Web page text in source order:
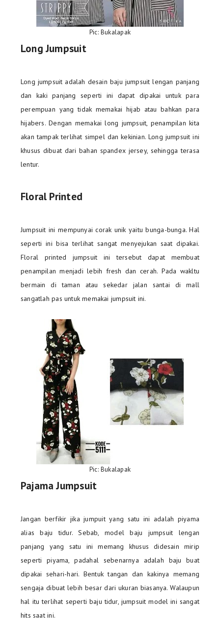
Pic: Bukalapak
Long Jumpsuit
Long jumpsuit adalah desain baju jumpsuit lengan panjang
dan kaki panjang seperti ini dapat dipakai untuk para
perempuan yang tidak memakai hijab atau bahkan para
hijabers. Dengan memakai long jumpsuit, penampilan kita
akan tampak terlihat simpel dan kekinian. Long jumpsuit ini
khusus dibuat dari bahan spandex jersey, sehingga terasa
lentur.
Floral Printed
Jumpsuit ini mempunyai corak unik yaitu bunga-bunga. Hal
seperti ini bisa terlihat sangat menyejukan saat dipakai.
Floral printed jumpsuit ini tersebut dapat membuat
penampilan menjadi lebih fresh dan cerah. Pada wakltu
bermain di taman atau sekedar jalan santai di mall
sangatlah pas untuk memakai jumpsuit ini.
Pic: Bukalapak
Pajama Jumpsuit
Jangan berfikir jika jumpuit yang satu ini adalah piyama
alias baju tidur. Sebab, model baju jumpsuit lengan
panjang yang satu ini memang khusus didesain mirip
seperti piyama, padahal sebenarnya adalah baju buat
dipakai sehari-hari. Bentuk tangan dan kakinya memang
sengaja dibuat lebih besar dari ukuran biasanya. Walaupun
hal itu terlihat seperti baju tidur, jumpsuit model ini sangat
hits saat ini.